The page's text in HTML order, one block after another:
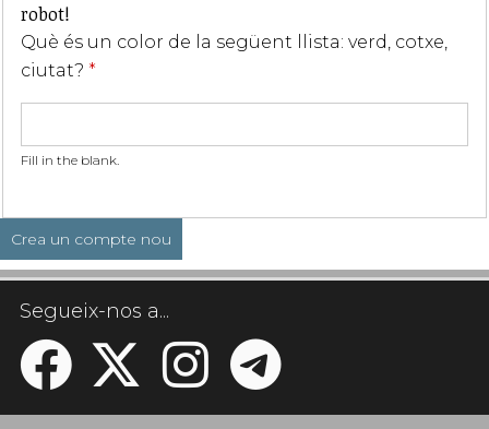
robot!
Què és un color de la següent llista: verd, cotxe,
ciutat? *
Fill in the blank.
Segueix-nos a...